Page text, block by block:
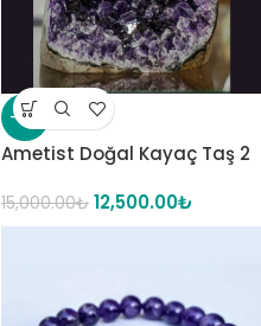
-17%
Ametist Doğal Kayaç Taş 2
15,000.00₺ 12,500.00₺